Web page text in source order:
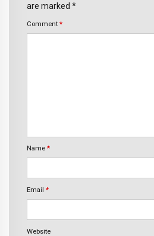
are marked *
Comment *
Name *
Email *
Website